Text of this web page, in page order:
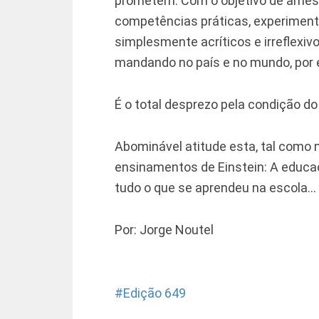
competências práticas,
simplesmente acríticos e
mandando no país e no mundo,
É o total desprezo pela condição
Abominável atitude esta, tal como
ensinamentos de Einstein: A
tudo o que se aprendeu na escola…
Por: Jorge Noutel
Edição 649